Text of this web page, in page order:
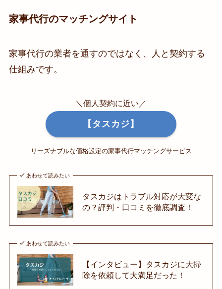
家事代行のマッチングサイト
家事代行の業者を通すのではなく、人と契約する
仕組みです。
＼個人契約に近い／
【タスカジ】
リーズナブルな価格設定の家事代行マッチングサービス
あわせて読みたい
タスカジはトラブル対応が大変な
の？評判・口コミを徹底調査！
あわせて読みたい
【インタビュー】タスカジに大掃
除を依頼して大満足だった！